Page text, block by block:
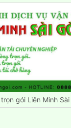
gói Liên Minh Sài